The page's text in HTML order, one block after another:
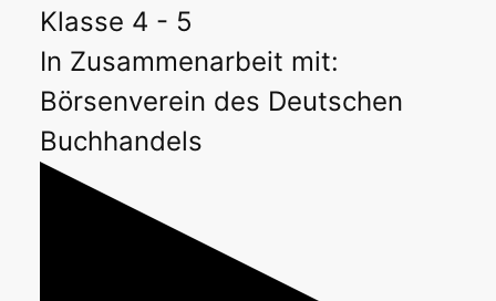
Klasse 4 - 5
In Zusammenarbeit mit:
Börsenverein des Deutschen
Buchhandels